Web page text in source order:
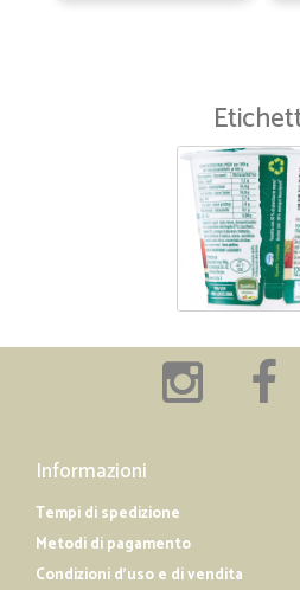
Informazioni
Tempi di spedizione
Metodi di pagamento
Condizioni d'uso e di vendita